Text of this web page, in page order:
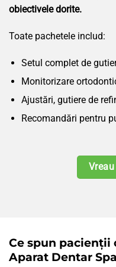
obiectivele dorite.
Toate pachetele includ:
Setul complet de
Monitorizare
Ajustări, gutiere de
Recomandări pentru
Ce spun pacienții
Aparat Dentar